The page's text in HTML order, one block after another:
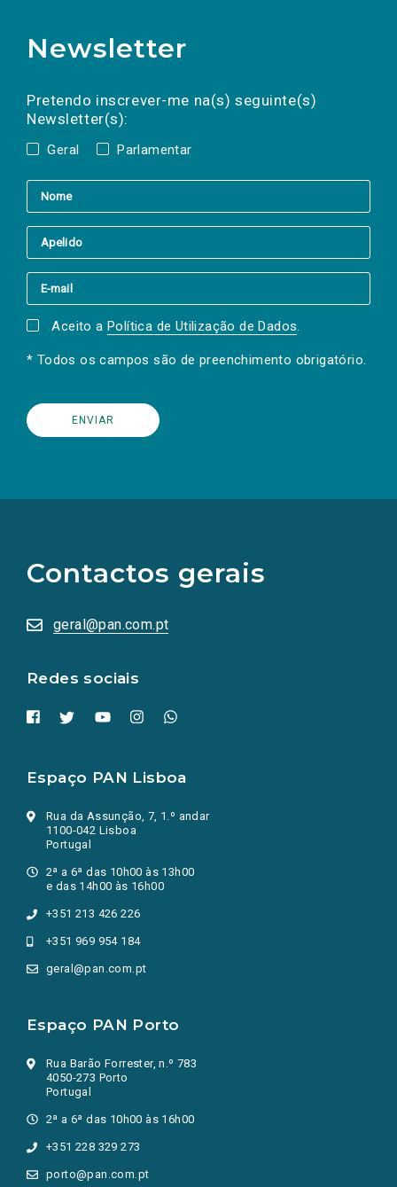
Newsletter
Pretendo inscrever-me na(s) seguinte(s)
Newsletter(s):
Geral Parlamentar
a(s) newsletter(s).
mail
Aceito a Política de Utilização de Dados.
* Todos os campos são de preenchimento obrigatório.
Contactos gerais
geral@pan.com.pt
Redes sociais
redes
sociais
numa
nova
Espaço PAN Lisboa
Rua da Assunção, 7, 1.º andar
1100-042 Lisboa
Portugal
2ª a 6ª das 10h00 às 13h00
e das 14h00 às 16h00
+351 213 426 226
+351 969 954 184
geral@pan.com.pt
Espaço PAN Porto
Rua Barão Forrester, n.º 783
4050-273 Porto
Portugal
2ª a 6ª das 10h00 às 16h00
+351 228 329 273
porto@pan.com.pt